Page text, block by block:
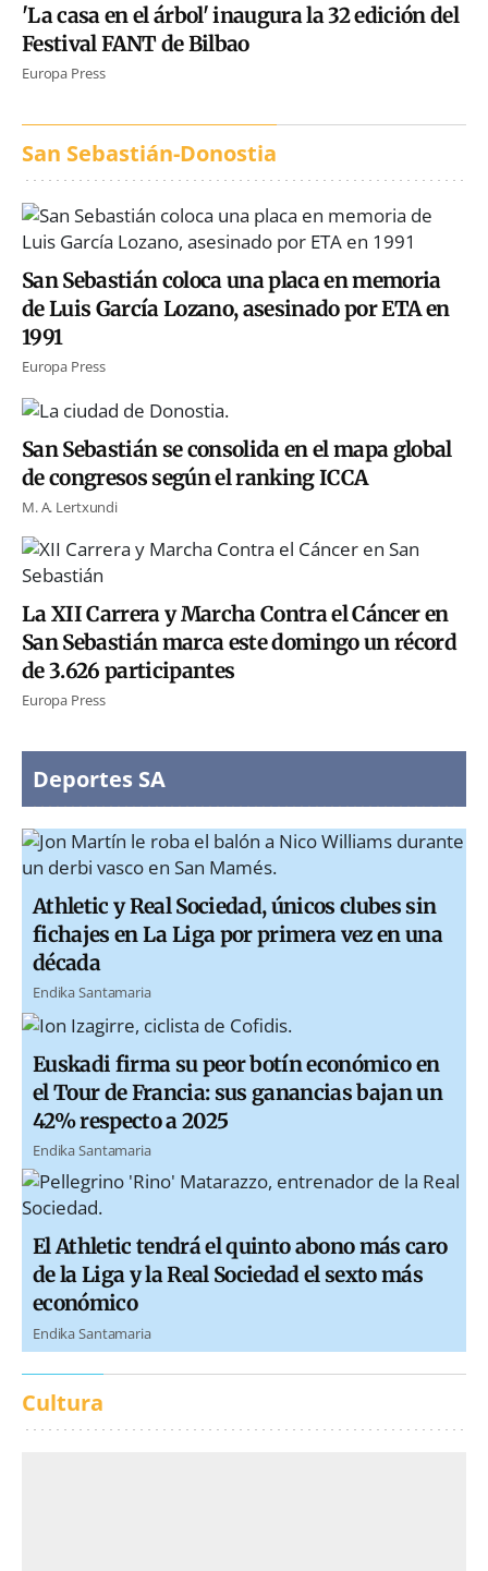
'La casa en el árbol' inaugura la 32 edición del
Festival FANT de Bilbao
Europa Press
San Sebastián-Donostia
San Sebastián coloca una placa en memoria
de Luis García Lozano, asesinado por ETA en
1991
Europa Press
San Sebastián se consolida en el mapa global
de congresos según el ranking ICCA
M. A. Lertxundi
La XII Carrera y Marcha Contra el Cáncer en
San Sebastián marca este domingo un récord
de 3.626 participantes
Europa Press
Deportes SA
Athletic y Real Sociedad, únicos clubes sin
fichajes en La Liga por primera vez en una
década
Endika Santamaria
Euskadi firma su peor botín económico en
el Tour de Francia: sus ganancias bajan un
42% respecto a 2025
Endika Santamaria
El Athletic tendrá el quinto abono más caro
de la Liga y la Real Sociedad el sexto más
económico
Endika Santamaria
Cultura